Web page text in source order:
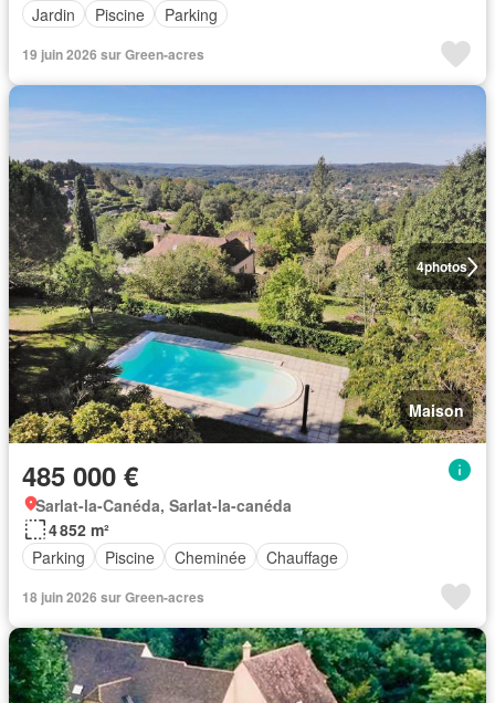
Jardin
Piscine Parking
19 juin 2026 sur Green-acres
4photos
Maison
485 000 €
Sarlat-la-Canéda, Sarlat-la-canéda
4 852 m²
Parking
Piscine Cheminée Chauffage
18 juin 2026 sur Green-acres